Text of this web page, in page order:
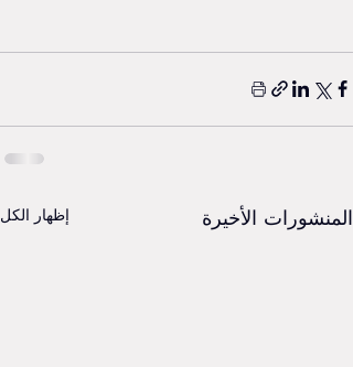
المنشورات الأخيرة إظهار الكل